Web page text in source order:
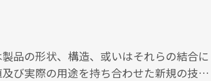
品の形状、構造、或いはそれらの結合に
び実際の用途を持ち合わせた新規の技術